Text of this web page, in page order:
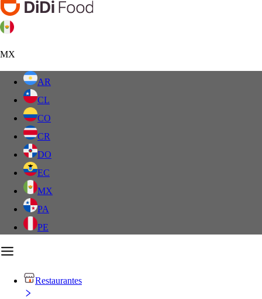
MX
AR
CL
CO
CR
DO
EC
MX
PA
PE
Restaurantes